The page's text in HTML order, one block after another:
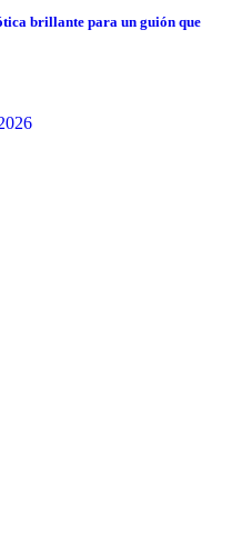
brillante para un guión que